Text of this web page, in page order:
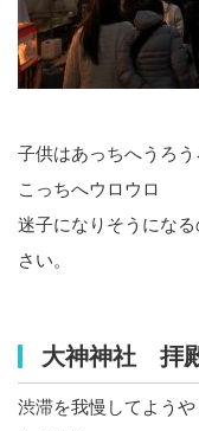
子供はあっちへうろう
こっちへウロウロ
迷子になりそうにな
さい。
大神神社 拝
渋滞を我慢してようや